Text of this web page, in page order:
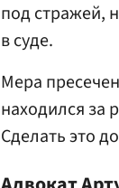
под стражей,
в суде.
Мера
находился за
Сделать это